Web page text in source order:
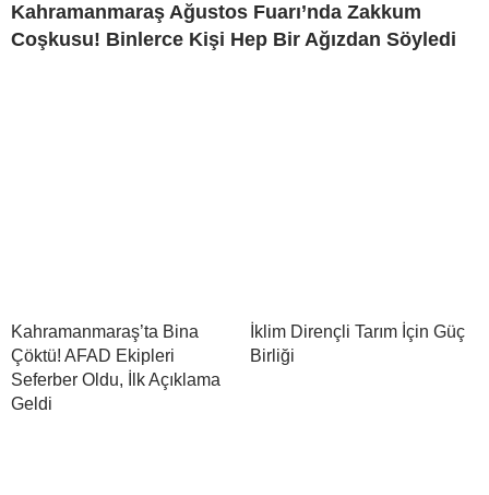
Kahramanmaraş Ağustos Fuarı’nda Zakkum
Coşkusu! Binlerce Kişi Hep Bir Ağızdan Söyledi
Kahramanmaraş’ta Bina
Çöktü! AFAD Ekipleri
Seferber Oldu, İlk Açıklama
Geldi
İklim Dirençli Tarım İçin Güç
Birliği